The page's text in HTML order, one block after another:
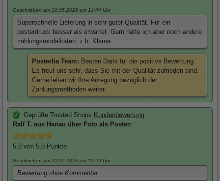
Geschrieben am 20.05.2026 um 12:44 Uhr
Superschnelle Lieferung in sehr guter Qualität. Für ein
posterdruck besser als erwartet. Gern hätte ich aber noch andere
zahlungsmodalitäten, z.b. Klarna
Posterlia Team: Besten Dank für die positive Bewertung.
Es freut uns sehr, dass Sie mit der Qualität zufrieden sind.
Gerne leiten wir Ihre Anregung bezüglich der
Zahlungsmethoden weiter.
Geprüfte Trusted Shops Kundenbewertung
RalfT. aus Hanau über Foto als Poster:
5,0 von 5,0 Punkte
Geschrieben am 22.05.2026 um 12:29 Uhr
Bewertung ohne Kommentar